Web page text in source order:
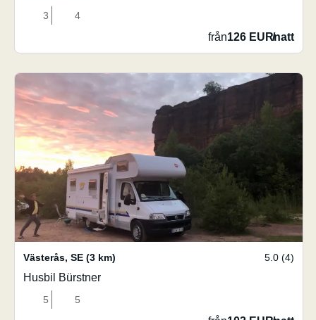
3 4
från126 EUR/natt
Västerås, SE (3 km) 5.0 (4)
Husbil Bürstner
5 5